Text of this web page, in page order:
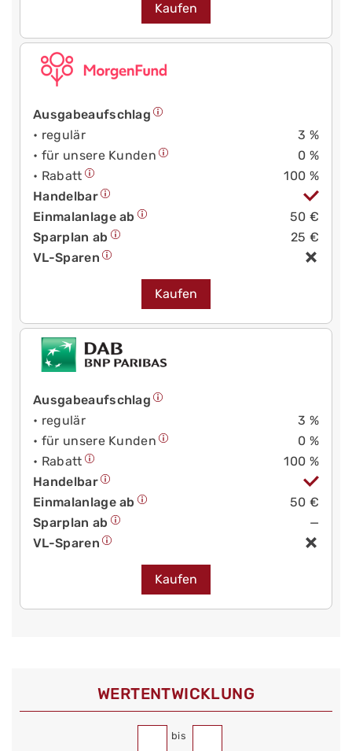
Kaufen
Ausgabeaufschlag
• regulär
3 %
• für unsere Kunden
0 %
• Rabatt
100 %
Handelbar
Einmalanlage ab
50 €
Sparplan ab
25 €
VL-Sparen
Kaufen
Ausgabeaufschlag
• regulär
3 %
• für unsere Kunden
0 %
• Rabatt
100 %
Handelbar
Einmalanlage ab
50 €
Sparplan ab
—
VL-Sparen
Kaufen
WERT­ENTWICKLUNG
bis